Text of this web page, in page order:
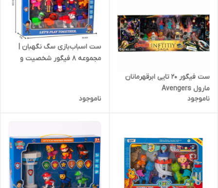
ست فیگور ۲۰ تایی ابرقهرمانان
مارول Avengers
ناموجود
ست اسباب‌بازی سگ نگهبان |
مجموعه ۸ فیگور شخصیت و
ناموجود